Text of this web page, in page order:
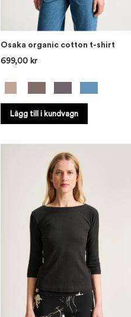
Osaka organic cotton t-shirt
699,00 kr
Lägg till i kundvagn